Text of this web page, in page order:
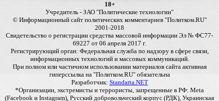
18+
Учредитель - ЗАО "Политические технологии"
© Информационный сайт политических комментариев "Политком.RU"
2001-2018
Свидетельство о регистрации средства массовой информации Эл № ФС77-
69227 от 06 апреля 2017 г.
Регистрирующий орган: Федеральная служба по надзору в сфере связи,
информационных технологий и массовых коммуникаций.
При полном или частичном использовании материалов сайта активная
гиперссылка на "Политком.RU" обязательна
Разработчик: Standarta.NET
*Организации, экстремисты и террористы, запрещенные в РФ: Meta
(Facebook и Instagram), Русский добровольческий корпус (РДК), Украинская